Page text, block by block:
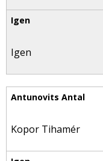
Igen
Kopor Tihamér